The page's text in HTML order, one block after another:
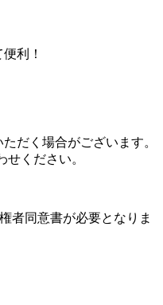
利！
だく場合がございます。
ください。
者同意書が必要となりま